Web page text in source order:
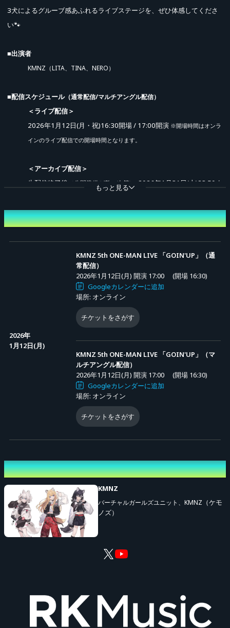
3犬によるグルーブ感あふれるライブステージを、ぜひ体感してくださ
い🐾
■出演者
KMNZ（LITA、TINA、NERO）
■配信スケジュール（通常配信/マルチアングル配信）
＜ライブ配信＞
2026年1月12日(月・祝)16:30開場 / 17:00開演 ※開場時間はオンラ
インのライブ配信での開場時間となります。
＜アーカイブ配信＞
生配信終了後
（公開準備が整い次第）
-2026年1月31日(土)23:59ま
■オンライン配信チケット
＜販売期間＞
日(月)20:00-2026年1月31日(土)21:00まで
＜チケット種類＞
1. スタンダードチケット：4,500円
−KMNZ 5th ONE-MAN LIVE 「GOIN'UP」の通常
ご視聴いただけるチケット。
2. プラスオンチケット (スタンダードチケット購入者専用)：1,000
−スタンダードチケットをご購入いただいた方限定、
LITA、NERO、TINAそれぞれに常に追従した配信を視聴することがで
きるマルチアングル配信
（アーカイブ配信含む）
。メンバーそれぞれの表情をしっかり観たい人にお
すすめ。
3. プレミアムチケット：5,000円
−KMNZ 5th ONE-MAN LIVE 「GOIN'UP」の通常配信
含む）とLITA、NERO、TINAそれぞれに常に追従した配信を視聴する
ことができるマルチアングル配信
をご視聴いただけるチケット
※本イベントでは
複数のチケットを販売
しています。予め内容をご確認いた
だきご購入をご検討ください。また、ご購入後の払い戻し・変更はできませ
もっと見る
開催日時
2026年
1月12日(月)
KMNZ 5th ONE-MAN LIVE 「GOIN'UP」（通
常配信）
2026年1月12日(月) 開演 17:00
(開場 16:30)
Googleカレンダーに追加
場所: オンライン
チケットをさがす
KMNZ 5th ONE-MAN LIVE 「GOIN'UP」（マ
ルチアングル配信）
2026年1月12日(月) 開演 17:00
(開場 16:30)
Googleカレンダーに追加
場所: オンライン
チケットをさがす
出演者
KMNZ
バーチャルガールズユニット、KMNZ （ケモ
ノズ）